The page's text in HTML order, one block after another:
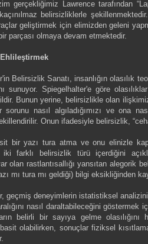
gerçekliğimiz Lawrence tarafından
belirsizliklerle
geliştirmek için elimizden geleni
parçası olmaya devam etmektedir.
Belirsizlik Sanatı, insanlığın olasılık
sunuyor. Spiegelhalter'e göre
Bunun yerine, belirsizlikle olan
nasıl algıladığımızı ve ona
Onun ifadesiyle belirsizlik,
bir yazı tura atma ve onu elinizle
iki farklı belirsizlik türü içerdiğini
olan rastlantısallığı yansıtan alegorik
mı tura mı geldiği) bilgi eksikliğinden
geçmiş deneyimlerin istatistiksel
nasıl daraltabileceğini göstermek
belirli bir sayıya gelme olasılığını
olabilirken, sonuçlar fiziksel